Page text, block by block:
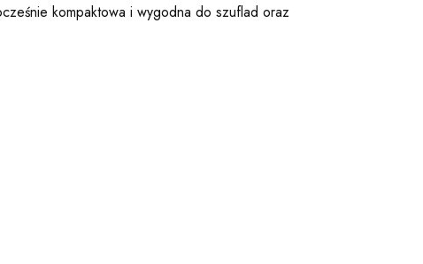
kompaktowa i wygodna do szuflad oraz